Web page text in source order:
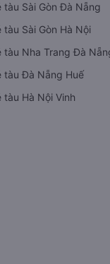
tàu Sài Gòn Đà Nẵng
tàu Sài Gòn Hà Nội
tàu Nha Trang Đà
tàu Đà Nẵng Huế
tàu Hà Nội Vinh